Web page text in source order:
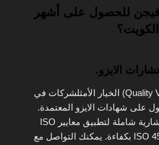
فيجن للحصول على أشهر
الايزو.
تعتبر كوالتي فيجن (Quality Vision) الخيار الأمثلشركات في
على شهادات الايزو المعتمدة.
تقدم الشركة خدمات استشارية شاملة لتطبيق معايير ISO
9001، ISO 14001، وISO 45001 بكفاءة. يمكنك التواصل مع